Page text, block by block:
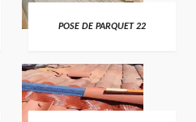
POSE DE PARQUET 22